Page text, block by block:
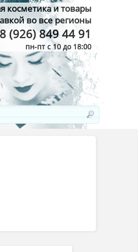
косметика и товары
во все регионы
(926) 849 44 91
пн-пт с 10 до 18:00